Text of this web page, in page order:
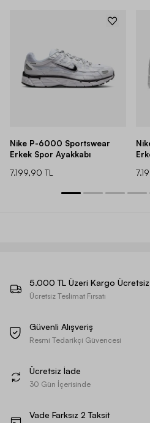
Nike P-6000 Sportswear
Erkek Spor Ayakkabı
7.199,90 TL
5.000 TL Üzeri Kargo Ücretsiz
Ücretsiz Teslimat Fırsatı
Güvenli Alışveriş
Resmi Tedarikçi Güvencesi
Ücretsiz İade
30 Gün İçerisinde
Vade Farksız 2 Taksit